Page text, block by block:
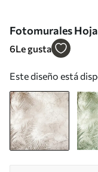
Fotomurales
grunge Nr. u73583
6Le gusta
Este diseño está